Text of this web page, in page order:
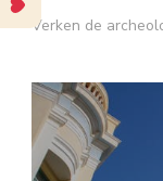
Verken de